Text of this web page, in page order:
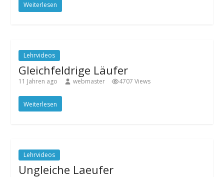
Weiterlesen
Lehrvideos
Gleichfeldrige Läufer
11 Jahren ago webmaster 4707 Views
Weiterlesen
Lehrvideos
Ungleiche Laeufer